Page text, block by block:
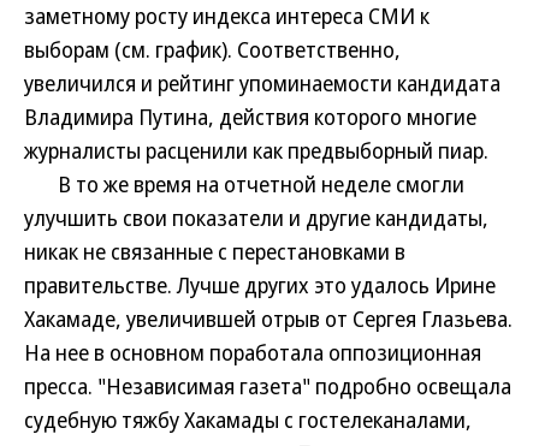
заметному росту индекса интереса СМИ к
выборам (см. график). Соответственно,
увеличился и рейтинг упоминаемости кандидата
Владимира Путина, действия которого многие
журналисты расценили как предвыборный пиар.
В то же время на отчетной неделе смогли
улучшить свои показатели и другие кандидаты,
никак не связанные с перестановками в
правительстве. Лучше других это удалось Ирине
Хакамаде, увеличившей отрыв от Сергея Глазьева.
На нее в основном поработала оппозиционная
пресса. "Независимая газета" подробно освещала
судебную тяжбу Хакамады с гостелеканалами,